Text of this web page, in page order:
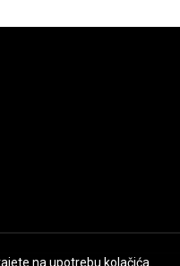
na upotrebu kolačića.